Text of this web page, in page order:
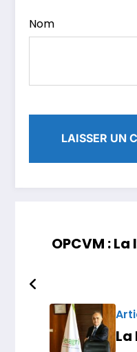
Nom
OPCVM :
La